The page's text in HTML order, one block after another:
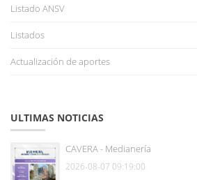
Listado ANSV
Listados
Actualización de aportes
ULTIMAS NOTICIAS
CAVERA - Medianería
2026-08-07 09:19:00